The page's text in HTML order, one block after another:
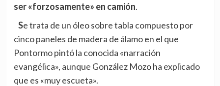
ser «forzosamente» en camión.
Se trata de un óleo sobre tabla compuesto por
cinco paneles de madera de álamo en el que
Pontormo pintó la conocida «narración
evangélica», aunque González Mozo ha explicado
que es «muy escueta».